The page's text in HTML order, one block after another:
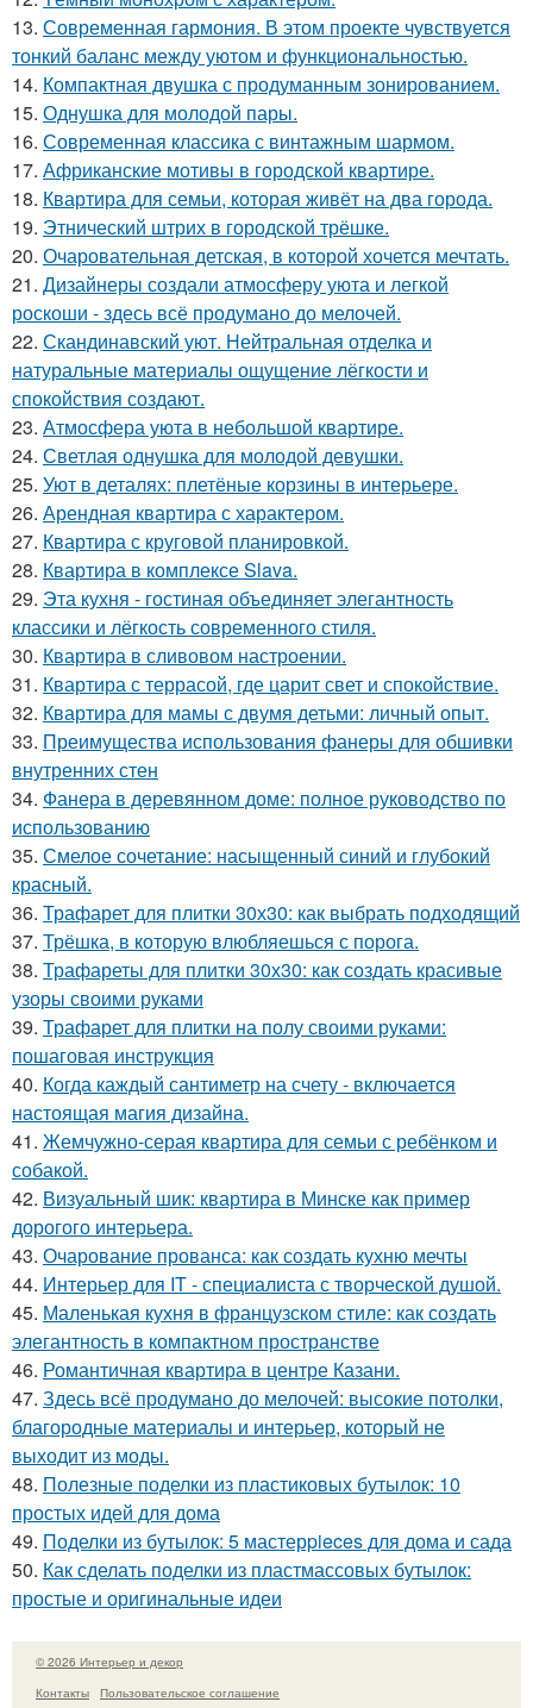
13. Современная гармония. В этом проекте чувствуется
тонкий баланс между уютом и функциональностью.
14. Компактная двушка с продуманным зонированием.
15. Однушка для молодой пары.
16. Современная классика с винтажным шармом.
17. Африканские мотивы в городской квартире.
18. Квартира для семьи, которая живёт на два города.
19. Этнический штрих в городской трёшке.
20. Очаровательная детская, в которой хочется мечтать.
21. Дизайнеры создали атмосферу уюта и легкой
роскоши - здесь всё продумано до мелочей.
22. Скандинавский уют. Нейтральная отделка и
натуральные материалы ощущение лёгкости и
спокойствия создают.
23. Атмосфера уюта в небольшой квартире.
24. Светлая однушка для молодой девушки.
25. Уют в деталях: плетёные корзины в интерьере.
26. Арендная квартира с характером.
27. Квартира с круговой планировкой.
28. Квартира в комплексе Slava.
29. Эта кухня - гостиная объединяет элегантность
классики и лёгкость современного стиля.
30. Квартира в сливовом настроении.
31. Квартира с террасой, где царит свет и спокойствие.
32. Квартира для мамы с двумя детьми: личный опыт.
33. Преимущества использования фанеры для обшивки
внутренних стен
34. Фанера в деревянном доме: полное руководство по
использованию
35. Смелое сочетание: насыщенный синий и глубокий
красный.
36. Трафарет для плитки 30х30: как выбрать подходящий
37. Трёшка, в которую влюбляешься с порога.
38. Трафареты для плитки 30х30: как создать красивые
узоры своими руками
39. Трафарет для плитки на полу своими руками:
пошаговая инструкция
40. Когда каждый сантиметр на счету - включается
настоящая магия дизайна.
41. Жемчужно-серая квартира для семьи с ребёнком и
собакой.
42. Визуальный шик: квартира в Минске как пример
дорогого интерьера.
43. Очарование прованса: как создать кухню мечты
44. Интерьер для IT - специалиста с творческой душой.
45. Маленькая кухня в французском стиле: как создать
элегантность в компактном пространстве
46. Романтичная квартира в центре Казани.
47. Здесь всё продумано до мелочей: высокие потолки,
благородные материалы и интерьер, который не
выходит из моды.
48. Полезные поделки из пластиковых бутылок: 10
простых идей для дома
49. Поделки из бутылок: 5 мастерpieces для дома и сада
50. Как сделать поделки из пластмассовых бутылок:
простые и оригинальные идеи
© 2026 Интерьер и декор
Контакты
Пользовательское соглашение